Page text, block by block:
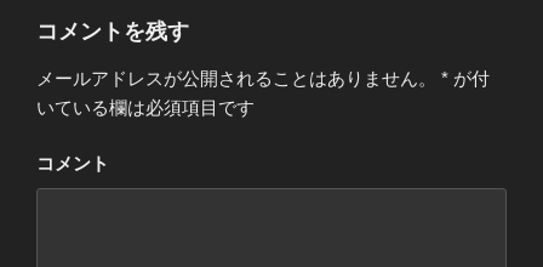
ー
コメントを残す
メールアドレスが公開されることはありません。 * が付
いている欄は必須項目です
コメント